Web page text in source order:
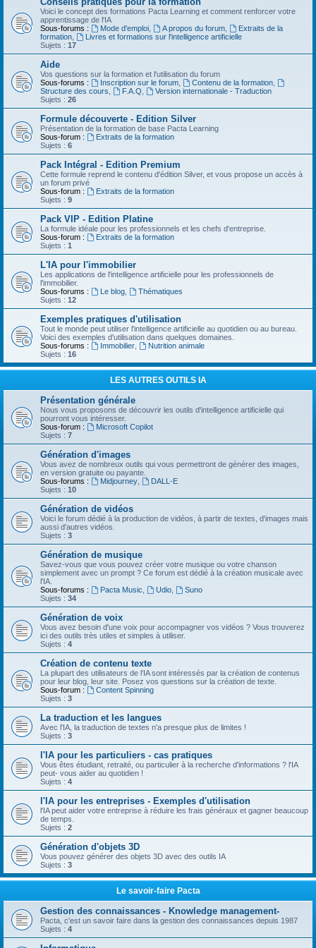
Voici le concept des formations Pacta Learning et comment renforcer votre
apprentissage de l'IA
Sous-forums :
Mode d'emploi, A propos du forum,
Extraits de la
formation
Livres et formations sur l'intelligence artificielle
Sujets : 17
Aide
Vos questions sur la formation et l'utilisation du forum
Sous-forums :
Inscription sur le forum, Contenu de la formation,
Structure des cours
F.A.Q
Version internationale - Traduction
Sujets : 26
Formule découverte - Edition Silver
Présentation de la formation de base Pacta Learning
Sous-forum :
Extraits de la formation
Sujets : 6
Pack Intégral - Edition Premium
Cette formule reprend le contenu d'édition Silver, et vous propose un accès à
un forum privé
Sous-forum :
Extraits de la formation
Sujets : 9
Pack VIP - Edition Platine
La formule idéale pour les professionnels et les chefs d'entreprise.
Sous-forum :
Extraits de la formation
Sujets : 1
L'IA pour l'immobilier
Les applications de l'intelligence artificielle pour les professionnels de
l'immobilier.
Sous-forums :
Le blog,
Thématiques
Sujets : 12
Exemples pratiques d'utilisation
Tout le monde peut utiliser l'intelligence artificielle au quotidien ou au bureau.
Voici des exemples d'utilisation dans quelques domaines.
Sous-forums :
Immobilier,
Nutrition animale
Sujets : 16
LES AUTRES OUTILS IA
Présentation générale
Nous vous proposons de découvrir les outils d'intelligence artificielle qui
pourront vous intéresser.
Sous-forum :
Microsoft Copilot
Sujets : 7
Génération d'images
Vous avez de nombreux outils qui vous permettront de générer des images,
en version gratuite ou payante.
Sous-forums :
Midjourney,
DALL-E
Sujets : 10
Génération de vidéos
Voici le forum dédié à la production de vidéos, à partir de textes, d'images mais
aussi d'autres vidéos.
Sujets : 3
Génération de musique
Savez-vous que vous pouvez créer votre musique ou votre chanson
simplement avec un prompt ? Ce forum est dédié à la création musicale avec
l'IA.
Sous-forums :
Pacta Music Udio,
Suno
Sujets : 34
Génération de voix
Vous avez besoin d'une voix pour accompagner vos vidéos ? Vous trouverez
ici des outils très utiles et simples à utiliser.
Sujets : 4
Création de contenu texte
La plupart des utilisateurs de l'IA sont intéressés par la création de contenus
pour leur blog, leur site. Posez vos questions sur la création de texte.
Sous-forum :
Content Spinning
Sujets : 3
La traduction et les langues
Avec l'IA, la traduction de textes n'a presque plus de limites !
Sujets : 3
l'IA pour les particuliers - cas pratiques
Vous êtes étudiant, retraité, ou particulier à la recherche d'informations ? l'IA
peut- vous aider au quotidien !
Sujets : 4
l'IA pour les entreprises - Exemples d'utilisation
l'IA peut aider votre entreprise à réduire les frais généraux et gagner beaucoup
de temps.
Sujets : 2
Génération d'objets 3D
Vous pouvez générer des objets 3D avec des outils IA
Sujets : 3
Le savoir-faire Pacta
Gestion des connaissances - Knowledge management-
Pacta, c'est un savoir faire dans la gestion des connaissances depuis 1987
Sujets : 4